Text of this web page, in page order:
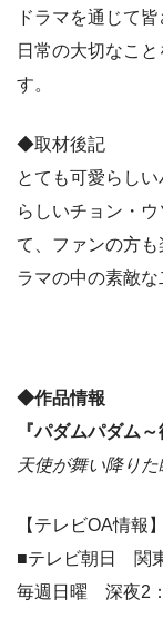
ドラマを通じて
日常の大切なこ
す。
◆取材後記
とても可愛らし
らしいチョン・
て、ファンの方
ラマの中の素敵な
◆作品情報
『パダムパダム
天使が舞い降り
【テレビOA情報】
■テレビ朝日 関
毎週日曜 深夜2